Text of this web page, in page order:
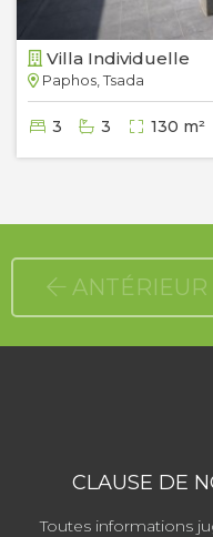
Villa Individuelle
Paphos, Tsada
3 3 130 m²
ANTÉRIEUR
CLAUSE DE
Toutes informations